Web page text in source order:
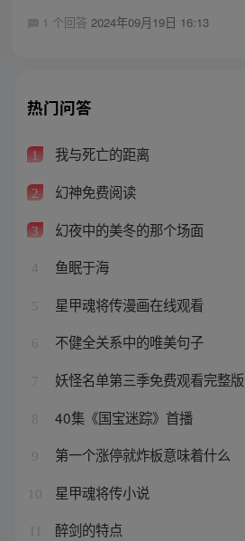
1 个回答 2024年09月19日 16:13
热门问答
1 我与死亡的距离
2 幻神免费阅读
3 幻夜中的美冬的那个场面
4 鱼眠于海
5 星甲魂将传漫画在线观看
6 不健全关系中的唯美句子
7 妖怪名单第三季免费观看完整版
8 40集《国宝迷踪》首播
9 第一个涨停就炸板意味着什么
10 星甲魂将传小说
醉剑的特点